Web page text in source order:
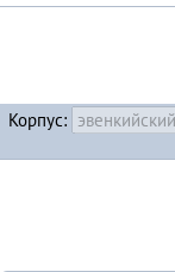
Корпус: